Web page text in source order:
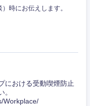
時にお伝えします。
における受動喫煙防止
Workplace/